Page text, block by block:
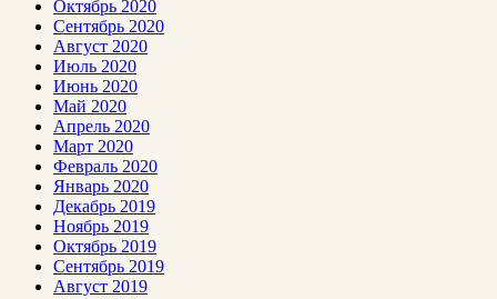
Октябрь 2020
Сентябрь 2020
Август 2020
Июль 2020
Июнь 2020
Май 2020
Апрель 2020
Март 2020
Февраль 2020
Январь 2020
Декабрь 2019
Ноябрь 2019
Октябрь 2019
Сентябрь 2019
Август 2019